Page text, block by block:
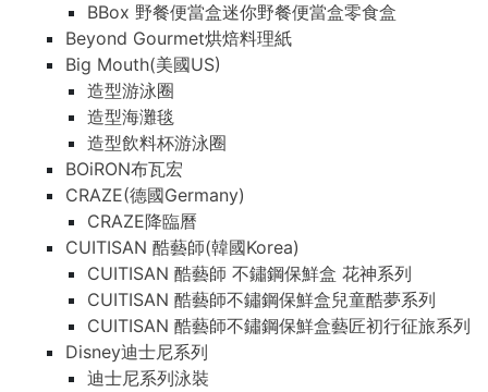
BBox 野餐便當盒迷你野餐便當盒零食盒
Beyond Gourmet烘焙料理紙
Big Mouth(美國US)
造型游泳圈
造型海灘毯
造型飲料杯游泳圈
BOiRON布瓦宏
CRAZE(德國Germany)
CRAZE降臨曆
CUITISAN 酷藝師(韓國Korea)
CUITISAN 酷藝師 不鏽鋼保鮮盒 花神系列
CUITISAN 酷藝師不鏽鋼保鮮盒兒童酷夢系列
CUITISAN 酷藝師不鏽鋼保鮮盒藝匠初行征旅系列
Disney迪士尼系列
迪士尼系列泳裝